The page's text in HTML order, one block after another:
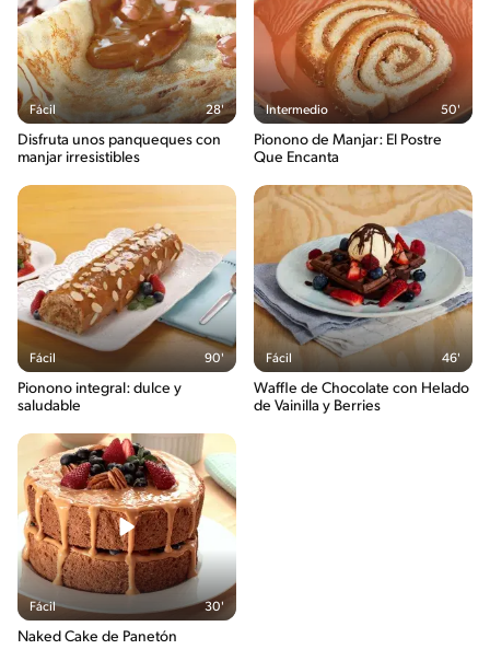
Fácil 28'
Disfruta unos panqueques con
manjar irresistibles
Intermedio 50'
Pionono de Manjar: El Postre
Que Encanta
Fácil 90'
Pionono integral: dulce y
saludable
Fácil 46'
Waffle de Chocolate con Helado
de Vainilla y Berries
Fácil 30'
Naked Cake de Panetón